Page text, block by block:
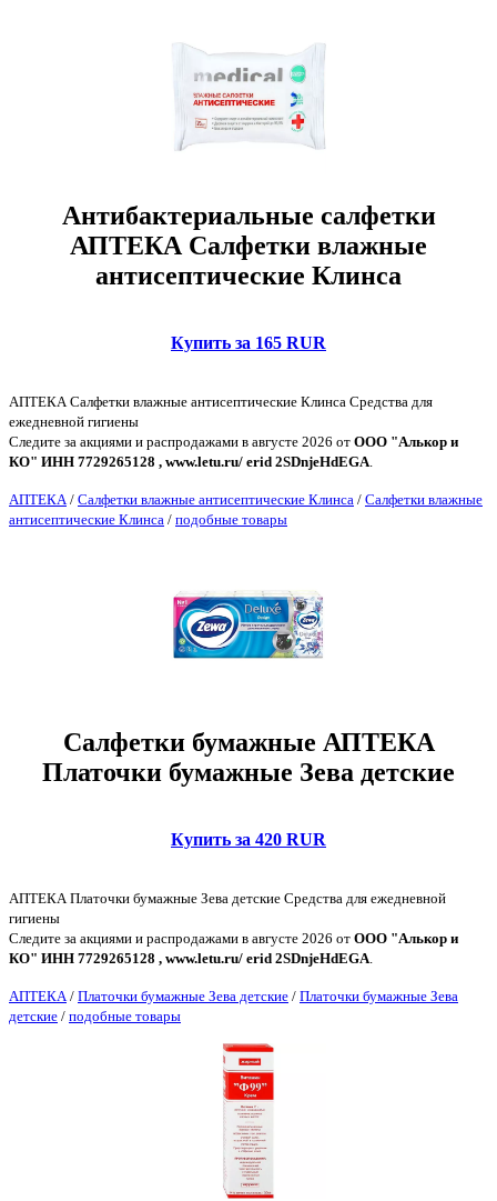
Антибактериальные салфетки
АПТЕКА Салфетки влажные
антисептические Клинса
Купить за 165 RUR
АПТЕКА Салфетки влажные антисептические Клинса Средства для
ежедневной гигиены
Следите за акциями и распродажами в августе 2026 от ООО "Алькор и
КО" ИНН 7729265128 , www.letu.ru/ erid 2SDnjeHdEGA
АПТЕКА / Салфетки влажные антисептические Клинса / Салфетки влажные
антисептические Клинса / подобные товары
Салфетки бумажные АПТЕКА
Платочки бумажные Зева детские
Купить за 420 RUR
АПТЕКА Платочки бумажные Зева детские Средства для ежедневной
гигиены
Следите за акциями и распродажами в августе 2026 от ООО "Алькор и
КО" ИНН 7729265128 , www.letu.ru/ erid 2SDnjeHdEGA.
АПТЕКА/ Платочки бумажные Зева детские / Платочки бумажные Зева
детские / подобные товары